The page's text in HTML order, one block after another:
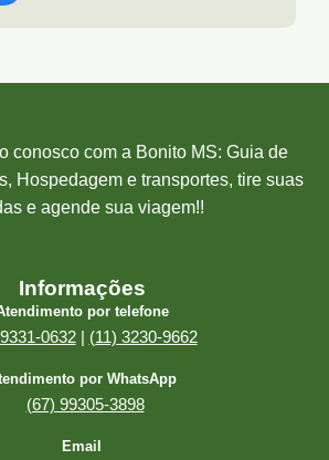
conosco com a Bonito MS: Guia de
Hospedagem e transportes, tire suas
e agende sua viagem!!
Informações
por telefone
0632| (11) 3230-9662
por WhatsApp
(67) 99305-3898
Email